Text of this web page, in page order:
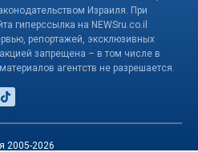
Израиля. При
гиперссылка на NEWSru.co.il
репортажей, эксклюзивных
запрещена – в том числе в
агентств не разрешается.
2005-2026